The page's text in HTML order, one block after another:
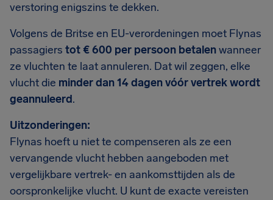
verstoring enigszins te dekken.
Volgens de Britse en EU-verordeningen moet Flynas
passagiers tot € 600 per persoon betalenwanneer
ze vluchten te laat annuleren. Dat wil zeggen, elke
vlucht die minder dan 14 dagen vóór vertrek wordt
geannuleerd.
Uitzonderingen:
Flynas hoeft u niet te compenseren als ze een
vervangende vlucht hebben aangeboden met
vergelijkbare vertrek- en aankomsttijden als de
oorspronkelijke vlucht. U kunt de exacte vereisten